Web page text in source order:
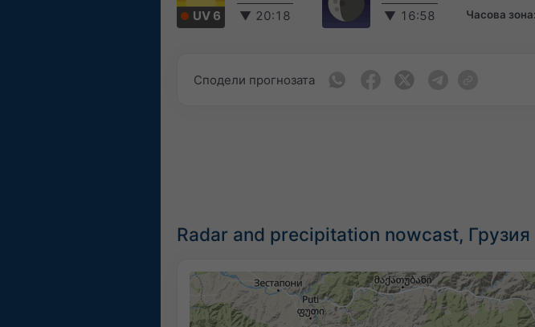
UV 6
▼ 20:18
▼ 16:58
Часова зона:
Сподели прогнозата
Radar and precipitation nowcast, Грузия